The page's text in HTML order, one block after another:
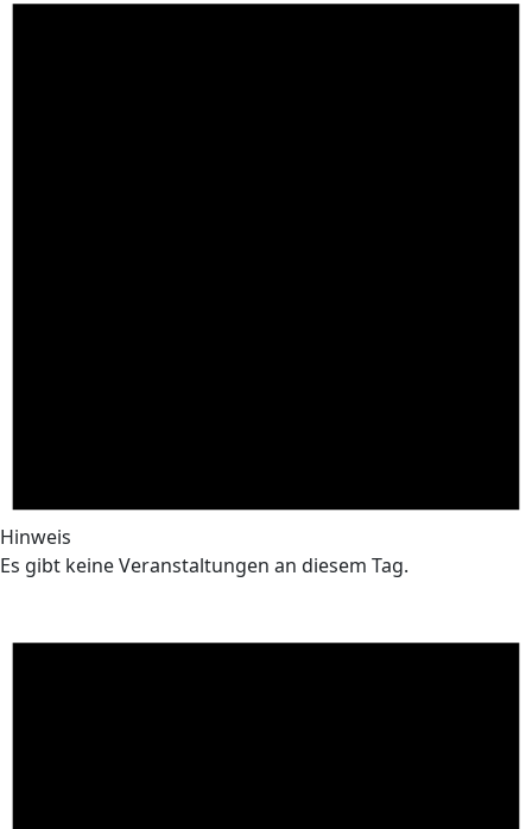
Hinweis
Es gibt keine Veranstaltungen an diesem Tag.